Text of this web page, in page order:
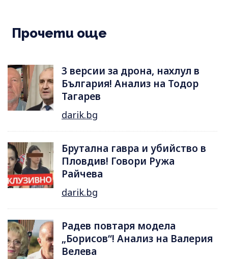
Прочети още
3 версии за дрона, нахлул в
България! Анализ на Тодор
Тагарев
darik.bg
Брутална гавра и убийство в
Пловдив! Говори Ружа
Райчева
darik.bg
Радев повтаря модела
„Борисов“! Анализ на Валерия
Велева